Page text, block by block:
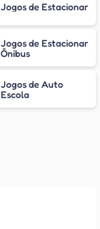
Jogos de Estacionar
Jogos de Estacionar
Ônibus
Jogos de Auto
Escola